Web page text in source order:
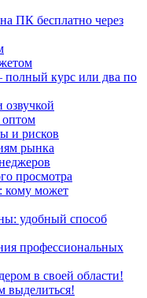
ПК бесплатно через
курс или два по
оптом
и рисков
рынка
просмотра
кому может
удобный способ
профессиональных
в своей области!
выделиться!